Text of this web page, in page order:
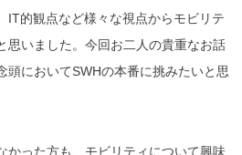
IT的観点など様々な視点からモビリテ
思いました。今回お二人の貴重なお話
頭においてSWHの本番に挑みたいと思
かった方も、モビリティについて興味